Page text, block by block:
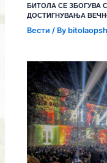
БИТОЛА СЕ ЗБОГУВА
ДОСТИГНУВАЊА
Вести / By